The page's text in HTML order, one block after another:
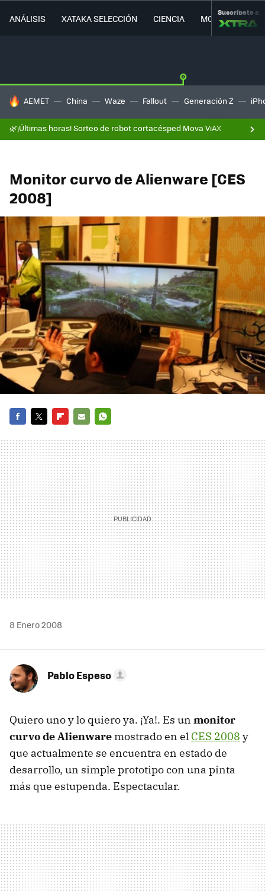
ANÁLISIS XATAKA SELECCIÓN CIENCIA MOVILIDAD
Suscríbete a
HOY SE HABLA DE
AEMET China Waze Fallout Generación Z
🌿¡Últimas horas! Sorteo de robot cortacésped Mova ViAX
Monitor curvo de Alienware [CES
2008]
MAIL
8 Enero 2008
Pablo Espeso
Quiero uno y lo quiero ya. ¡Ya!. Es un monitor
curvo de Alienware mostrado en el CES 2008 y
que actualmente se encuentra en estado de
desarrollo, un simple prototipo con una pinta
más que estupenda. Espectacular.